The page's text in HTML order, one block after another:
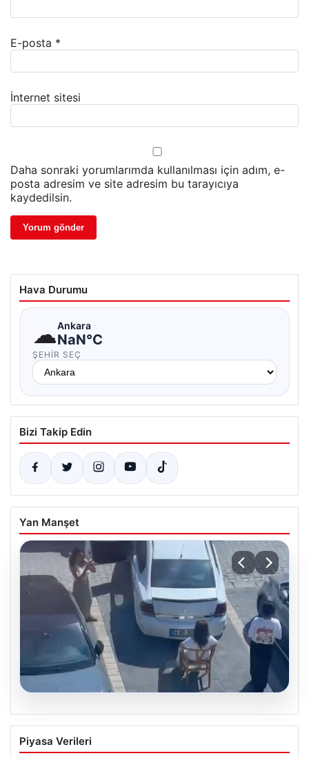
E-posta *
İnternet sitesi
Daha sonraki yorumlarımda kullanılması için adım, e-
posta adresim ve site adresim bu tarayıcıya
kaydedilsin.
Hava Durumu
☁Ankara
NaN°C
ŞEHIR SEÇ
Bizi Takip Edin
Yan Manşet
Yalova’da Kafenin Önünde Park İhlali
Komik ve Gergin Anlara Sahne Oldu
Piyasa Verileri